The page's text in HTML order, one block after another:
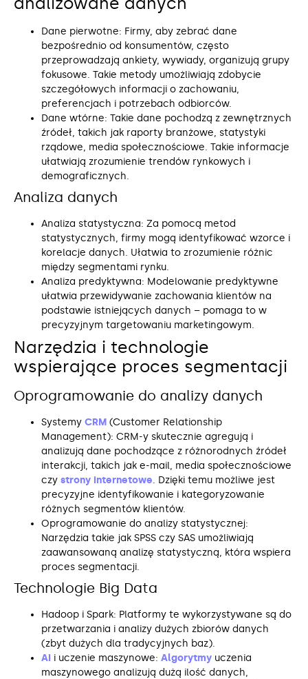
Dane pierwotne: Firmy, aby zebrać dane
bezpośrednio od konsumentów, często
przeprowadzają ankiety, wywiady, organizują grupy
fokusowe. Takie metody umożliwiają zdobycie
szczegółowych informacji o zachowaniu,
preferencjach i potrzebach odbiorców.
Dane wtórne: Takie dane pochodzą z zewnętrznych
źródeł, takich jak raporty branżowe, statystyki
rządowe, media społecznościowe. Takie informacje
ułatwiają zrozumienie trendów rynkowych i
demograficznych.
Analiza danych
Analiza statystyczna: Za pomocą metod
statystycznych, firmy mogą identyfikować wzorce i
korelacje danych. Ułatwia to zrozumienie różnic
między segmentami rynku.
Analiza predyktywna: Modelowanie predyktywne
ułatwia przewidywanie zachowania klientów na
podstawie istniejących danych – pomaga to w
precyzyjnym targetowaniu marketingowym.
Narzędzia i technologie
wspierające proces segmentacji
Oprogramowanie do analizy danych
Systemy CRM (Customer Relationship
Management): CRM-y skutecznie agregują i
analizują dane pochodzące z różnorodnych źródeł
interakcji, takich jak e-mail, media społecznościowe
czy strony internetowe. Dzięki temu możliwe jest
precyzyjne identyfikowanie i kategoryzowanie
różnych segmentów klientów.
Oprogramowanie do analizy statystycznej:
Narzędzia takie jak SPSS czy SAS umożliwiają
zaawansowaną analizę statystyczną, która wspiera
proces segmentacji.
Technologie Big Data
Hadoop i Spark: Platformy te wykorzystywane są do
przetwarzania i analizy dużych zbiorów danych
(zbyt dużych dla tradycyjnych baz).
AI i uczenie maszynowe: Algorytmy uczenia
maszynowego analizują dużą ilość danych,